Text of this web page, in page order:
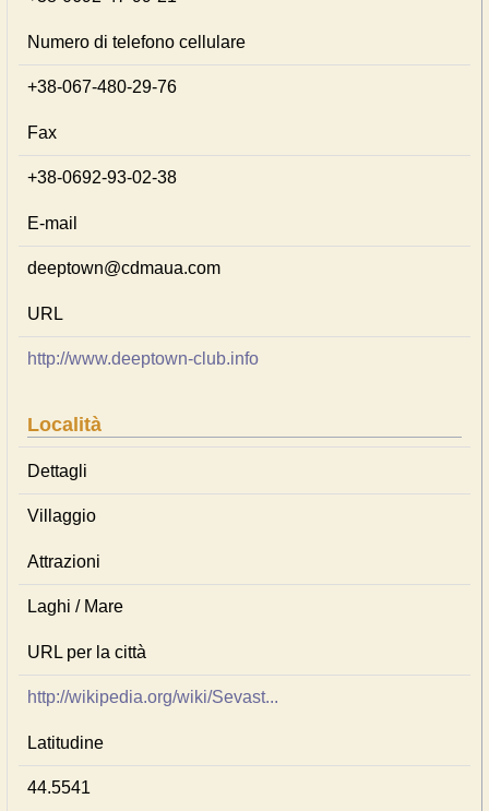
Numero di telefono cellulare
+38-067-480-29-76
Fax
+38-0692-93-02-38
E-mail
deeptown@cdmaua.com
URL
http://www.deeptown-club.info
Località
Dettagli
Villaggio
Attrazioni
Laghi / Mare
URL per la città
http://wikipedia.org/wiki/Sevast...
Latitudine
44.5541